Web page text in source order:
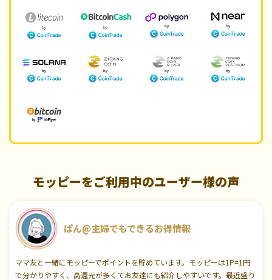
モッピーをご利用中のユーザー様の声
ぱん@主婦でもできるお得情報
ママ友と一緒にモッピーでポイントを貯めています。モッピーは1P=1円
で分かりやすく、高還元が多くてお友達にも紹介しやすいです。最近盛り